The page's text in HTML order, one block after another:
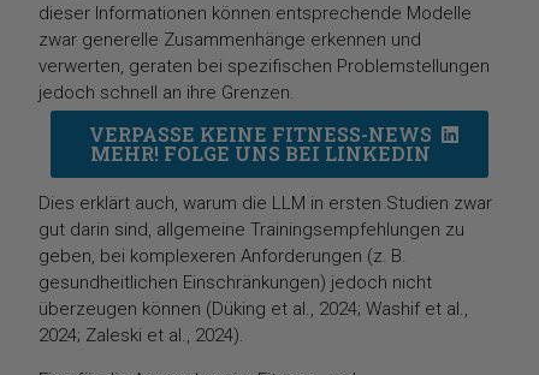
dieser Informationen können entsprechende Modelle
zwar generelle Zusammenhänge erkennen und
verwerten, geraten bei spezifischen Problemstellungen
jedoch schnell an ihre Grenzen.
VERPASSE KEINE FITNESS-NEWS
MEHR! FOLGE UNS BEI LINKEDIN
Dies erklärt auch, warum die LLM in ersten Studien zwar
gut darin sind, allgemeine Trainingsempfehlungen zu
geben, bei komplexeren Anforderungen (z. B.
gesundheitlichen Einschränkungen) jedoch nicht
überzeugen können (Düking et al., 2024; Washif et al.,
2024; Zaleski et al., 2024).